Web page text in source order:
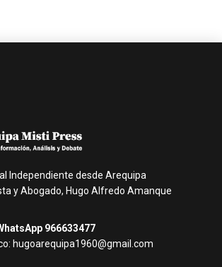
Independiente desde Arequipa
y Abogado, Hugo Alfredo Amanque
966633477
hugoarequipa1960@gmail.com